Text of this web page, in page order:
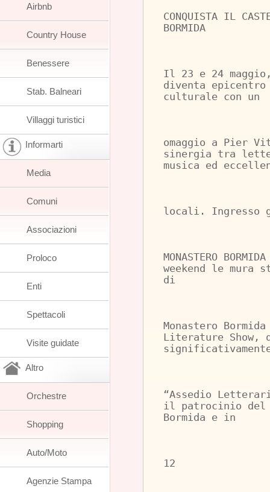
CONQUISTA IL
BORMIDA
Il 23 e 24
diventa epicentro
culturale con un
omaggio a Pier
sinergia tra
musica ed
locali. Ingresso
MONASTERO
weekend le mura
di
Monastero
Literature Show,
“Assedio
il patrocinio del
Bormida e in
12
Airbnb
Country House
Benessere
Stab. Balneari
Villaggi turistici
Informarti
Media
Comuni
Associazioni
Proloco
Enti
Spettacoli
Visite guidate
Altro
Orchestre
Shopping
Auto/Moto
Agenzie Stampa